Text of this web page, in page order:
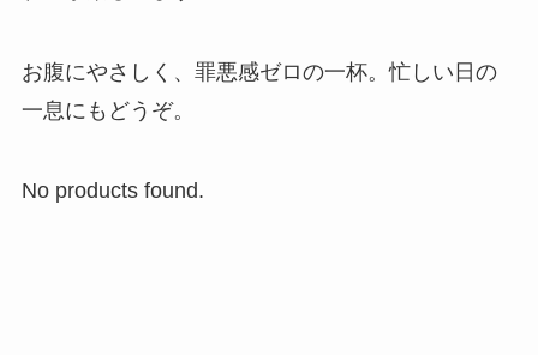
お腹にやさしく、罪悪感ゼロの一杯。忙しい日の
一息にもどうぞ。
No products found.